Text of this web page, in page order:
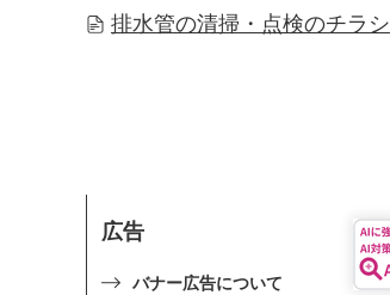
排水管の清掃・点検のチラシ
広告
バナー広告について